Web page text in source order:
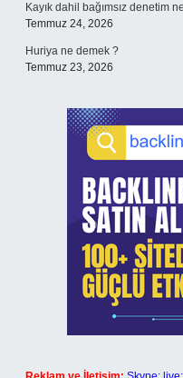
Kayık dahil bağımsız denetim
Temmuz 24, 2026
Huriya ne demek ?
Temmuz 23, 2026